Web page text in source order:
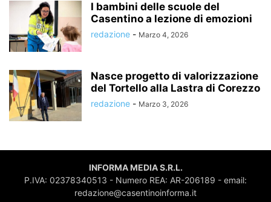
I bambini delle scuole del
Casentino a lezione di emozioni
redazione - Marzo 4, 2026
Nasce progetto di valorizzazione
del Tortello alla Lastra di Corezzo
redazione - Marzo 3, 2026
INFORMA MEDIA S.R.L.
P.IVA: 02378340513 - Numero REA: AR-206189 - email:
redazione@casentinoinforma.it